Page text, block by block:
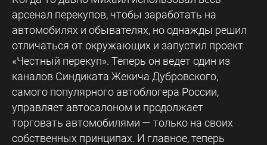
арсенал перекупов, чтобы заработать на
автомобилях и обывателях, но однажды решил
отличаться от окружающих и запустил проект
«‎Честный перекуп»‎‎. Теперь он ведет один из
каналов Синдиката Жекича Дубровского,
самого популярного автоблогера России,
управляет автосалоном и продолжает
торговать автомобилями — только на своих
собственных принципах. И главное, теперь